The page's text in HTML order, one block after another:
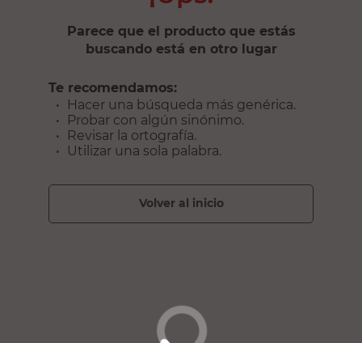
Parece que el producto que estás
buscando está en otro lugar
Te recomendamos:
Hacer una búsqueda más genérica.
Probar con algún sinónimo.
Revisar la ortografía.
Utilizar una sola palabra.
volver al inicio